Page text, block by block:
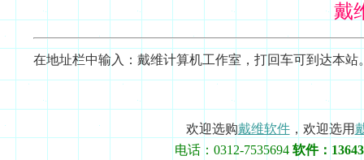
戴
在地址栏中输入：戴维计算机工作室，打回车可到达本站
欢迎选购戴维软件，欢迎选用
电话：0312-7535694 软件：